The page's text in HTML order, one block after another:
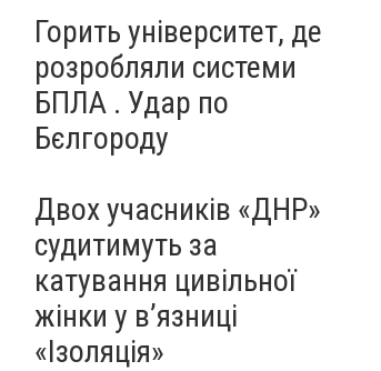
Горить університет, де
розробляли системи
БПЛА . Удар по
Бєлгороду
Двох учасників «ДНР»
судитимуть за
катування цивільної
жінки у в’язниці
«Ізоляція»